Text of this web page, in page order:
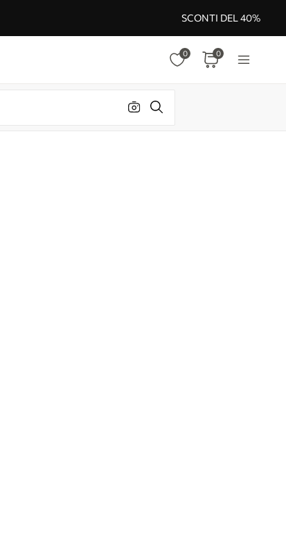
SCONTI DEL 40%
0 0